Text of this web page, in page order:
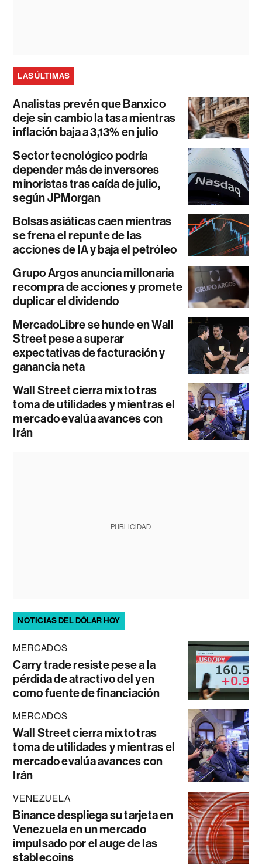
LAS ÚLTIMAS
Analistas prevén que Banxico
deje sin cambio la tasa mientras
inflación baja a 3,13% en julio
Sector tecnológico podría
depender más de inversores
minoristas tras caída de julio,
según JPMorgan
Bolsas asiáticas caen mientras
se frena el repunte de las
acciones de IA y baja el petróleo
Grupo Argos anuncia millonaria
recompra de acciones y promete
duplicar el dividendo
MercadoLibre se hunde en Wall
Street pese a superar
expectativas de facturación y
ganancia neta
Wall Street cierra mixto tras
toma de utilidades y mientras el
mercado evalúa avances con
Irán
PUBLICIDAD
NOTICIAS DEL DÓLAR HOY
MERCADOS
Carry trade resiste pese a la
pérdida de atractivo del yen
como fuente de financiación
MERCADOS
Wall Street cierra mixto tras
toma de utilidades y mientras el
mercado evalúa avances con
Irán
VENEZUELA
Binance despliega su tarjeta en
Venezuela en un mercado
impulsado por el auge de las
stablecoins